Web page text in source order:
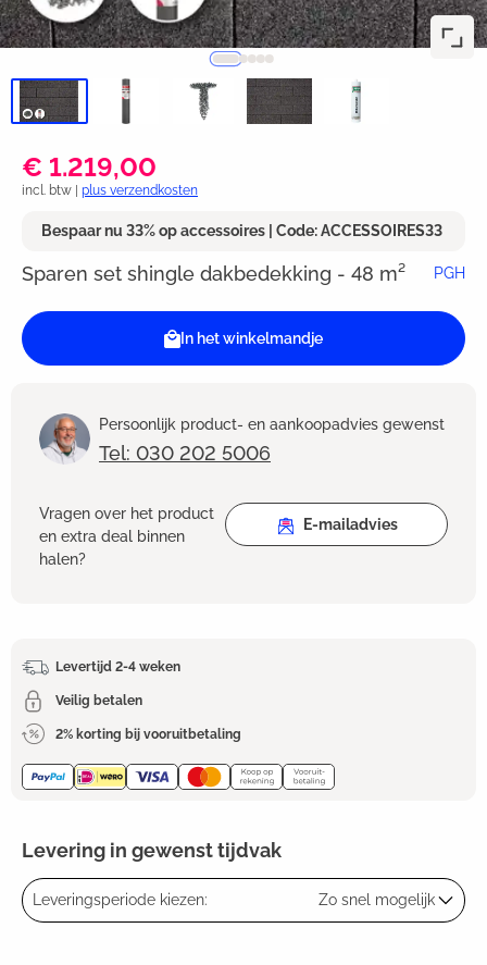
€ 1.219,00
incl. btw | plus verzendkosten
Bespaar nu 33% op accessoires | Code: ACCESSOIRES33
Sparen set shingle dakbedekking - 48 m² PGH
In het winkelmandje
Persoonlijk product- en aankoopadvies gewenst
Tel: 030 202 5006
Vragen over het product
en extra deal binnen
halen?
E-mailadvies
Levertijd 2-4 weken
Veilig betalen
2% korting bij vooruitbetaling
Levering in gewenst tijdvak
Leveringsperiode kiezen: Zo snel mogelijk